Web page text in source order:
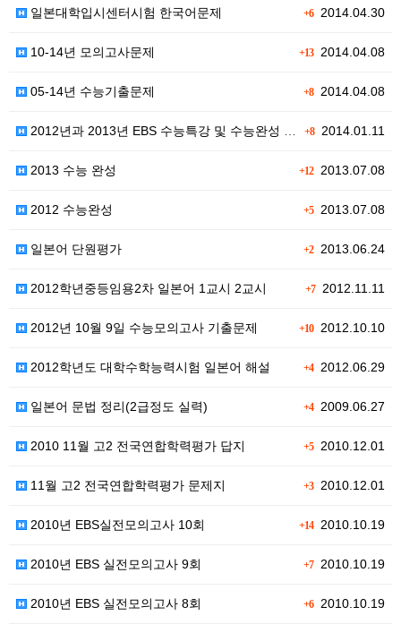
+62014.04.30
일본대학입시센터시험 한국어문제
+132014.04.08
10-14년 모의고사문제
+82014.04.08
05-14년 수능기출문제
+82014.01.11
2012년과 2013년 EBS 수능특강 및 수능완성 문…
+122013.07.08
2013 수능 완성
+52013.07.08
2012 수능완성
+22013.06.24
일본어 단원평가
+72012.11.11
2012학년중등임용2차 일본어 1교시 2교시
+102012.10.10
2012년 10월 9일 수능모의고사 기출문제
+42012.06.29
2012학년도 대학수학능력시험 일본어 해설
+42009.06.27
일본어 문법 정리(2급정도 실력)
+52010.12.01
2010 11월 고2 전국연합학력평가 답지
+32010.12.01
11월 고2 전국연합학력평가 문제지
+142010.10.19
2010년 EBS실전모의고사 10회
+72010.10.19
2010년 EBS 실전모의고사 9회
+62010.10.19
2010년 EBS 실전모의고사 8회